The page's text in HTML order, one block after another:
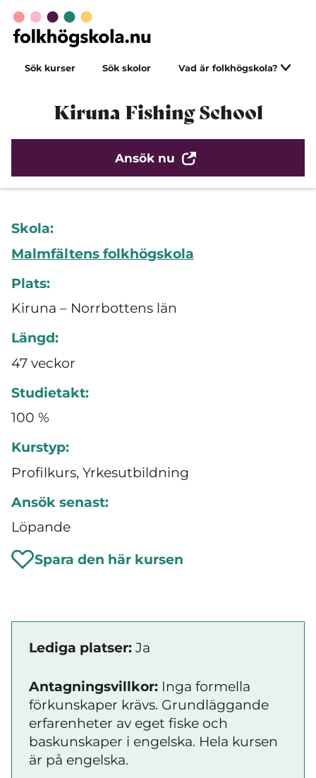
Sök kurser Sök skolor Vad är folkhögskola?
Kiruna Fishing School
Ansök nu
Skola:
Malmfältens folkhögskola
Plats:
Kiruna – Norrbottens län
Längd:
47 veckor
Studietakt:
100 %
Kurstyp:
Profilkurs, Yrkesutbildning
Ansök senast:
Löpande
Spara den här kursen
Lediga platser: Ja
Antagningsvillkor: Inga formella
förkunskaper krävs. Grundläggande
erfarenheter av eget fiske och
baskunskaper i engelska. Hela kursen
är på engelska.